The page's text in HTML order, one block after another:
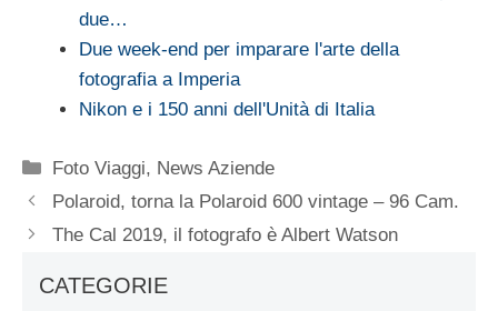
due…
Due week-end per imparare l'arte della
fotografia a Imperia
Nikon e i 150 anni dell'Unità di Italia
Categorie
Foto Viaggi, News Aziende
Polaroid, torna la Polaroid 600 vintage – 96 Cam.
The Cal 2019, il fotografo è Albert Watson
CATEGORIE